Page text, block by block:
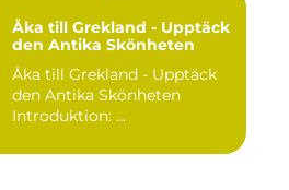
Åka till Grekland - Upptäck
den Antika Skönheten
Åka till Grekland - Upptäck
den Antika Skönheten
Introduktion: ...